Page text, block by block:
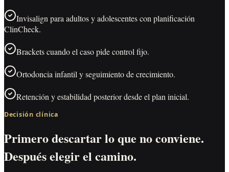
Invisalign para adultos y adolescentes con planificación
ClinCheck.
Brackets cuando el caso pide control fijo.
Ortodoncia infantil y seguimiento de crecimiento.
Retención y estabilidad posterior desde el plan inicial.
Decisión clínica
Primero descartar lo que no conviene.
Después elegir el camino.